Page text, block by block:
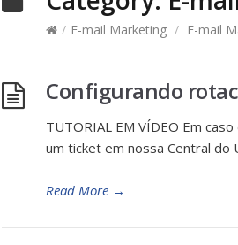
/ E-mail Marketing / E-mail
Configurando
TUTORIAL EM VÍDEO Em
um ticket em nossa Central do
Read More →